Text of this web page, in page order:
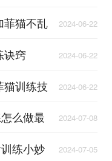
菲猫不乱
2024-06-22
诀窍 2024-06-22
猫训练技
2024-06-22
么做最
2024-07-08
练小妙
2024-07-05